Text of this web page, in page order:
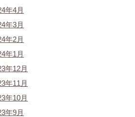
年4月
年3月
年2月
年1月
年12月
年11月
年10月
年9月